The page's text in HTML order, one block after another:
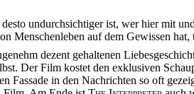
undurchsichtiger ist, wer hier mit
Menschenleben auf dem Gewissen hat,
dezent gehaltenen
Der Film kostet den exklusiven
Fassade in den Nachrichten so oft